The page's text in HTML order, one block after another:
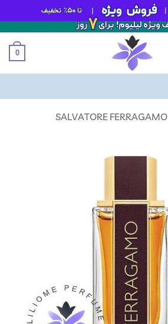
0
SALVATORE FERRAGAMO